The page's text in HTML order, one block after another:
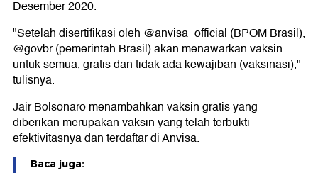
Desember 2020.
"Setelah disertifikasi oleh @anvisa_official (BPOM Brasil),
@govbr (pemerintah Brasil) akan menawarkan vaksin
untuk semua, gratis dan tidak ada kewajiban (vaksinasi),"
tulisnya.
Jair Bolsonaro menambahkan vaksin gratis yang
diberikan merupakan vaksin yang telah terbukti
efektivitasnya dan terdaftar di Anvisa.
Baca juga: